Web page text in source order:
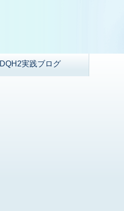
DQH2実践ブログ